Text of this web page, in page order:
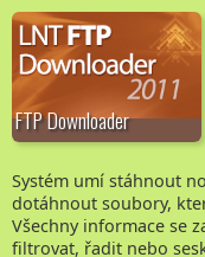
Projekty
Fotoakce
Reference
Ohlasy
FTP Downloader
Systém umí stáhnout
dotáhnout soubory,
Všechny informace se
filtrovat, řadit nebo